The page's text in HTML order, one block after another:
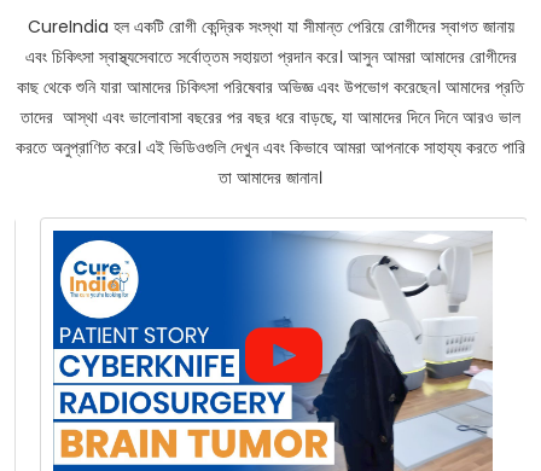
CureIndia হল একটি রোগী কেন্দ্রিক সংস্থা যা সীমান্ত পেরিয়ে রোগীদের স্বাগত জানায়
এবং চিকিৎসা স্বাস্থ্যসেবাতে সর্বোত্তম সহায়তা প্রদান করে। আসুন আমরা আমাদের রোগীদের
কাছ থেকে শুনি যারা আমাদের চিকিৎসা পরিষেবার অভিজ্ঞ এবং উপভোগ করেছেন। আমাদের প্রতি
তাদের আস্থা এবং ভালোবাসা বছরের পর বছর ধরে বাড়ছে, যা আমাদের দিনে দিনে আরও ভাল
করতে অনুপ্রাণিত করে। এই ভিডিওগুলি দেখুন এবং কিভাবে আমরা আপনাকে সাহায্য করতে পারি
তা আমাদের জানান।